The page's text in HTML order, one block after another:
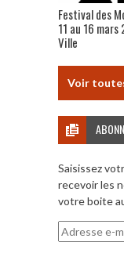
Festival des
11 au 16
Ville
Voir
Saisissez
recevoir les
votre boite
Adresse
e-